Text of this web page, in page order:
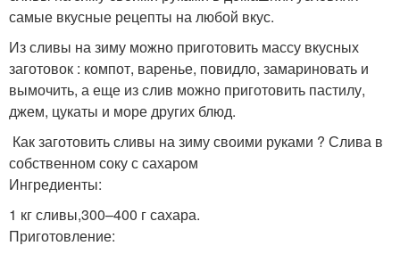
самые вкусные рецепты на любой вкус.
Из сливы на зиму можно приготовить массу вкусных
заготовок : компот, варенье, повидло, замариновать и
вымочить, а еще из слив можно приготовить пастилу,
джем, цукаты и море других блюд.
Как заготовить сливы на зиму своими руками ? Слива в
собственном соку с сахаром
Ингредиенты:
1 кг сливы,300–400 г сахара.
Приготовление: